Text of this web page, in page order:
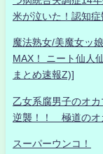
米が泣いた！認知
魔法熟女/美魔女ッ
MAX！ ニート仙人
まとめ速報Z)]
乙女系腐男子のオ
逆襲！！ 極道のオ
スーパーウンコ！